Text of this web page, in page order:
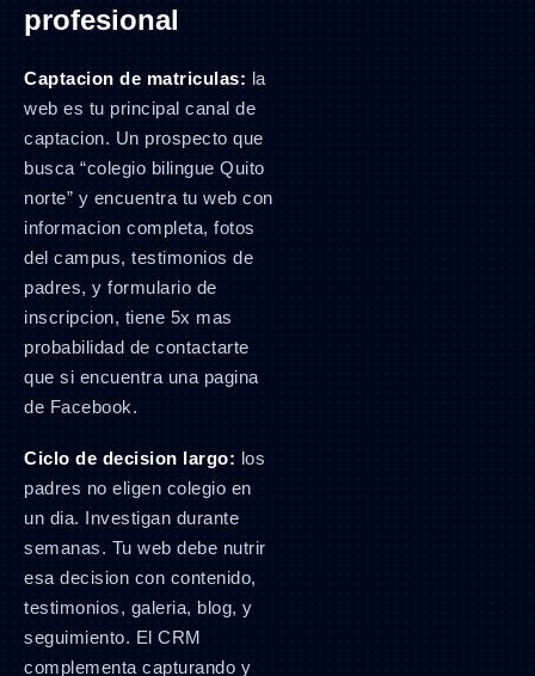
profesional
Captacion de matriculas: la
web es tu principal canal de
captacion. Un prospecto que
busca “colegio bilingue Quito
norte” y encuentra tu web con
informacion completa, fotos
del campus, testimonios de
padres, y formulario de
inscripcion, tiene 5x mas
probabilidad de contactarte
que si encuentra una pagina
de Facebook.
Ciclo de decision largo: los
padres no eligen colegio en
un dia. Investigan durante
semanas. Tu web debe nutrir
esa decision con contenido,
testimonios, galeria, blog, y
seguimiento. El CRM
complementa capturando y